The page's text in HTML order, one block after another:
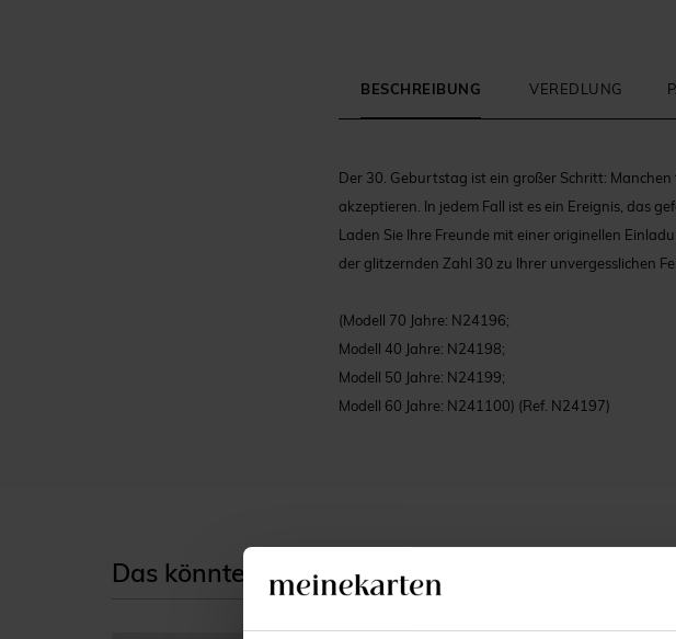
BESCHREIBUNG VEREDLUNG
Der 30. Geburtstag ist ein großer Schritt:
akzeptieren. In jedem Fall ist es ein Ereignis, das
Laden Sie Ihre Freunde mit einer originellen
der glitzernden Zahl 30 zu Ihrer unvergesslichen
(Modell 70 Jahre: N24196;
Modell 40 Jahre: N24198;
Modell 50 Jahre: N24199;
Modell 60 Jahre: N241100) (Ref. N24197)
Das könnte Ihnen auch gefallen